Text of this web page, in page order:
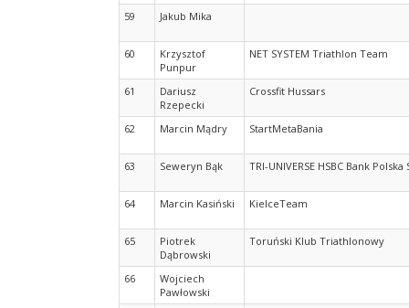
59 Jakub Mika
60
Krzysztof
Punpur
NET SYSTEM Triathlon Team
61
Dariusz
Rzepecki
Crossfit Hussars
62 Marcin Mądry StartMetaBania
63 Seweryn Bąk TRI-UNIVERSE HSBC Bank Polska
64 Marcin Kasiński KielceTeam
65
Piotrek
Dąbrowski
Toruński Klub Triathlonowy
66
Wojciech
Pawłowski